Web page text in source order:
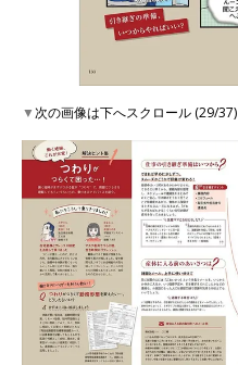
▼次の画像は下へスクロール (29/37)